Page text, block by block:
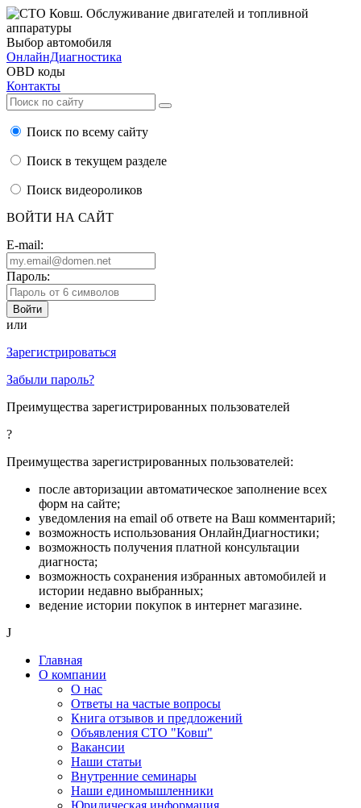
Выбор автомобиля
ОнлайнДиагностика
OBD коды
Контакты
Поиск по всему сайту
Поиск в текущем разделе
Поиск видеороликов
ВОЙТИ НА САЙТ
E-mail:
Пароль:
или
Зарегистрироваться
Забыли пароль?
Преимущества зарегистрированных пользователей
?
Преимущества зарегистрированных пользователей:
после авторизации автоматическое заполнение всех
форм на сайте;
уведомления на email об ответе на Ваш комментарий;
возможность использования ОнлайнДиагностики;
возможность получения платной консультации
диагноста;
возможность сохранения избранных автомобилей и
истории недавно выбранных;
ведение истории покупок в интернет магазине.
J
Главная
О компании
О нас
Ответы на частые вопросы
Книга отзывов и предложений
Объявления СТО "Ковш"
Вакансии
Наши статьи
Внутренние семинары
Наши единомышленники
Юридическая информация